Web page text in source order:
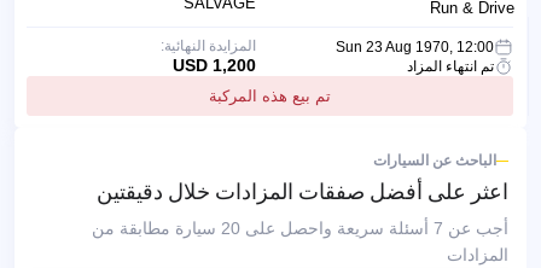
Run & Drive
Sun 23 Aug 1970, 12:00
تم انتهاء المزاد
تم بيع هذه المركبة
المزايدة النهائية:
1,200 USD
الباحث عن السيارات
اعثر على أفضل صفقات المزادات خلال دقيقتين
أجب عن 7 أسئلة سريعة واحصل على 20 سيارة مطابقة من
المزادات